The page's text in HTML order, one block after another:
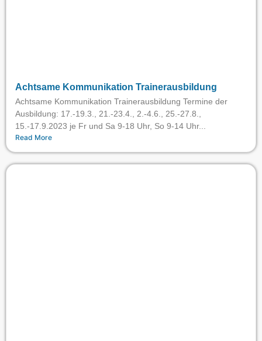
Achtsame Kommunikation Trainerausbildung
Achtsame Kommunikation Trainerausbildung Termine der
Ausbildung: 17.-19.3., 21.-23.4., 2.-4.6., 25.-27.8.,
15.-17.9.2023 je Fr und Sa 9-18 Uhr, So 9-14 Uhr...
Read More